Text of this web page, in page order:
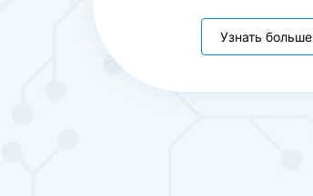
Узнать больше